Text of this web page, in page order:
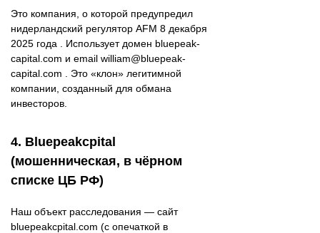
Это компания, о которой предупредил
нидерландский регулятор AFM 8 декабря
2025 года . Использует домен bluepeak-
capital.com и email william@bluepeak-
capital.com . Это «клон» легитимной
компании, созданный для обмана
инвесторов.
4. Bluepeakcpital
(мошенническая, в чёрном
списке ЦБ РФ)
Наш объект расследования — сайт
bluepeakcpital.com (с опечаткой в